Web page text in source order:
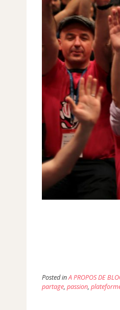
Posted inA PROPOS DE
partage, passion,